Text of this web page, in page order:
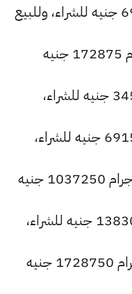
سعر عيار 21 وزن 10 جرام 69150 جنيه للشراء، وللبيع
سعر الذهب عيار 21 وزن 25 جرام 172875 جنيه
سعر عيار 21 وزن 50 جرام 345750 جنيه للشراء،
سعر عيار 21 وزن 100 جرام 691500 جنيه للشراء،
أسعار الذهب عيار 21 وزن 150 جرام 1037250 جنيه
سعر عيار 21 وزن 200 جرام 1383000 جنيه للشراء،
سعر الذهب عيار 21 وزن 250 جرام 1728750 جنيه